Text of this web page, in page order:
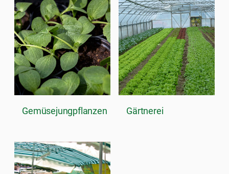
Gemüsejungpflanzen Gärtnerei